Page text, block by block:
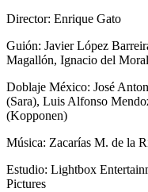
Director: Enrique Gato
Guión: Javier López
Magallón, Ignacio del
Doblaje México: José
(Sara), Luis Alfonso
(Kopponen)
Música: Zacarías M. de la
Estudio: Lightbox
Pictures